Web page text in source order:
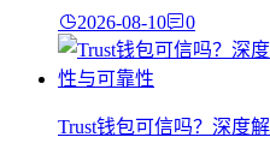
2026-08-10 0
Trust钱包可信吗？深度